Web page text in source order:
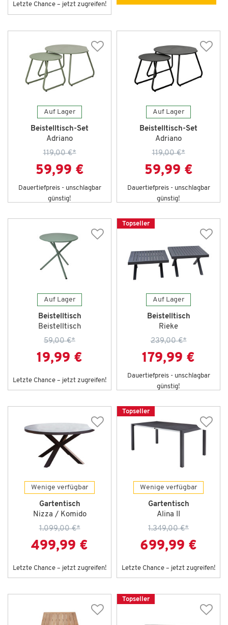
Letzte Chance – jetzt zugreifen!
Auf Lager
Beistelltisch-Set
Adriano
119,00 €*
59,99 €
Dauertiefpreis - unschlagbar
günstig!
Auf Lager
Beistelltisch-Set
Adriano
119,00 €*
59,99 €
Dauertiefpreis - unschlagbar
günstig!
Auf Lager
Beistelltisch
Beistelltisch
59,00 €*
19,99 €
Letzte Chance – jetzt zugreifen!
Topseller
Auf Lager
Beistelltisch
Rieke
239,00 €*
179,99 €
Dauertiefpreis - unschlagbar
günstig!
Wenige verfügbar
Gartentisch
Nizza / Komido
1.099,00 €*
499,99 €
Letzte Chance – jetzt zugreifen!
Topseller
Wenige verfügbar
Gartentisch
Alina II
1.349,00 €*
699,99 €
Letzte Chance – jetzt zugreifen!
Topseller